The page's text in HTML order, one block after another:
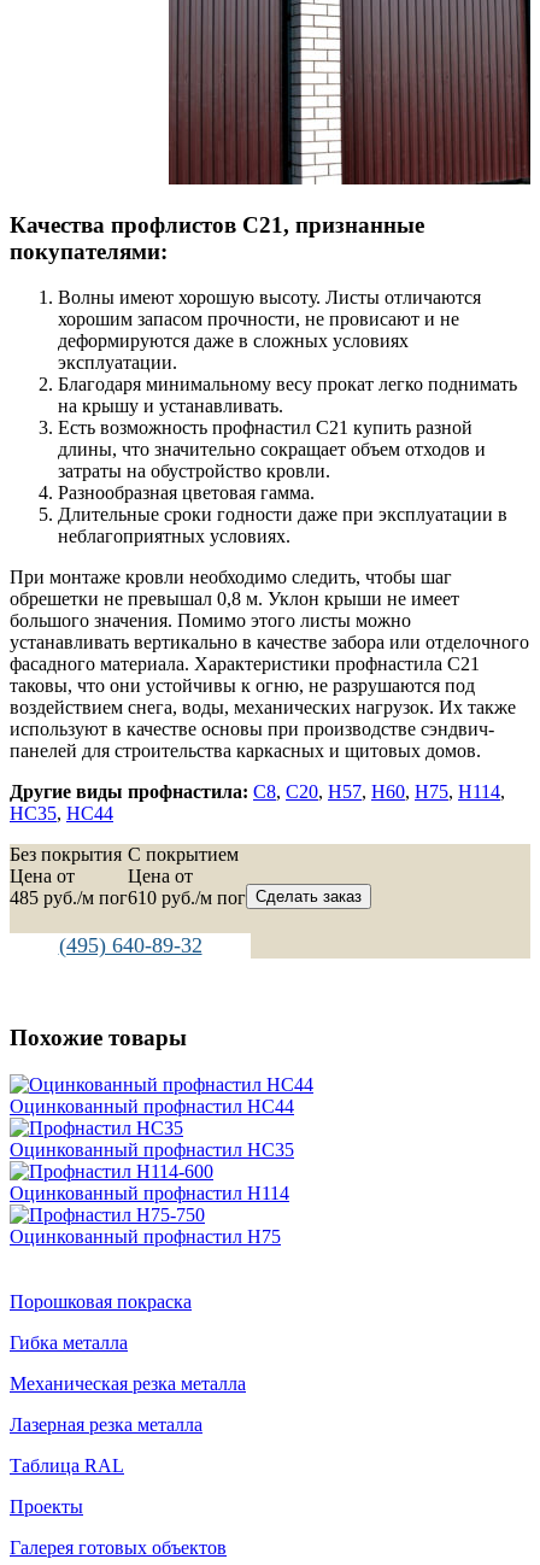
Качества профлистов С21, признанные
покупателями:
Волны имеют хорошую высоту. Листы отличаются
хорошим запасом прочности, не провисают и не
деформируются даже в сложных условиях
эксплуатации.
Благодаря минимальному весу прокат легко поднимать
на крышу и устанавливать.
Есть возможность профнастил С21 купить разной
длины, что значительно сокращает объем отходов и
затраты на обустройство кровли.
Разнообразная цветовая гамма.
Длительные сроки годности даже при эксплуатации в
неблагоприятных условиях.
При монтаже кровли необходимо следить, чтобы шаг
обрешетки не превышал 0,8 м. Уклон крыши не имеет
большого значения. Помимо этого листы можно
устанавливать вертикально в качестве забора или отделочного
фасадного материала. Характеристики профнастила С21
таковы, что они устойчивы к огню, не разрушаются под
воздействием снега, воды, механических нагрузок. Их также
используют в качестве основы при производстве сэндвич-
панелей для строительства каркасных и щитовых домов.
Другие виды профнастила: С8, С20, Н57, Н60, Н75, Н114,
НС35, НС44
Без покрытия
Цена от
485 руб./м пог
C покрытием
Цена от
610 руб./м пог Сделать заказ
(495) 640-89-32
Похожие товары
Оцинкованный профнастил НС44
Оцинкованный профнастил НС35
Оцинкованный профнастил Н114
Оцинкованный профнастил Н75
Порошковая покраска
Гибка металла
Механическая резка металла
Лазерная резка металла
Таблица RAL
Проекты
Галерея готовых объектов